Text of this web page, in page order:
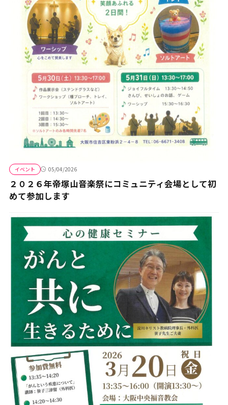
イベント 05/04/2026
２０２６年帝塚山音楽祭にコミュニティ会場として初
めて参加します